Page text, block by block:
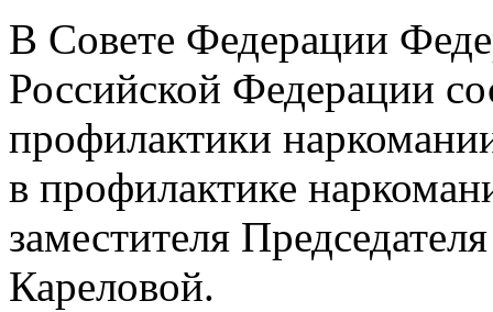
В Совете Федерации
Российской Федерации
профилактики
в профилактике
заместителя
Кареловой.